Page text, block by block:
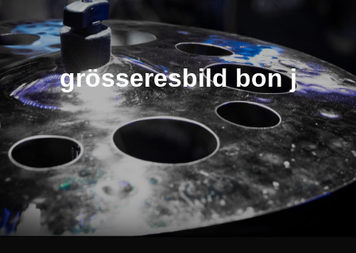
grösseresbild bon j